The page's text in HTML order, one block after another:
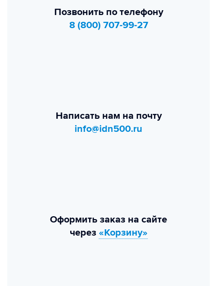
Позвонить по телефону
8 (800) 707-99-27
Написать нам на почту
info@idn500.ru
Оформить заказ на сайте
через «Корзину»